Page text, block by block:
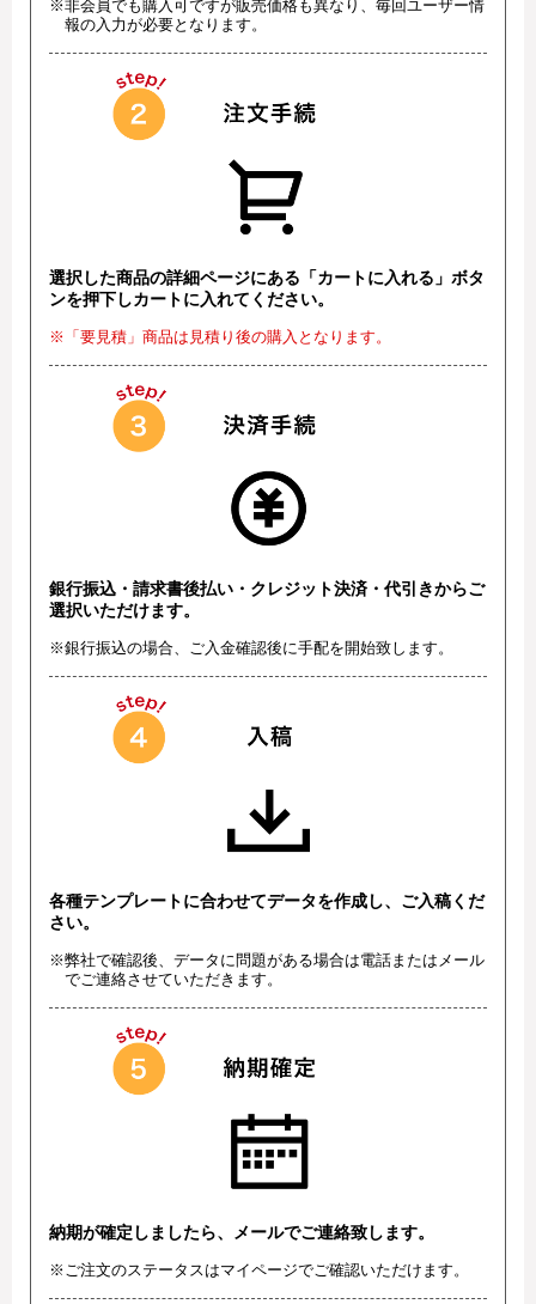
※非会員でも購入可ですが販売価格も異なり、毎回ユーザー情
報の入力が必要となります。
選択した商品の詳細ページにある「カートに入れる」ボタ
ンを押下しカートに入れてください。
※「要見積」商品は見積り後の購入となります。
銀行振込・請求書後払い・クレジット決済・代引きからご
選択いただけます。
※銀行振込の場合、ご入金確認後に手配を開始致します。
各種テンプレートに合わせてデータを作成し、ご入稿くだ
さい。
※弊社で確認後、データに問題がある場合は電話またはメール
でご連絡させていただきます。
納期が確定しましたら、メールでご連絡致します。
※ご注文のステータスはマイページでご確認いただけます。